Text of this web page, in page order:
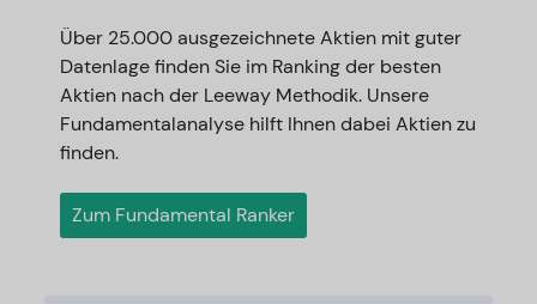
Über 25.000 ausgezeichnete Aktien mit guter
Datenlage finden Sie im Ranking der besten
Aktien nach der Leeway Methodik. Unsere
Fundamentalanalyse hilft Ihnen dabei Aktien zu
finden.
Zum Fundamental Ranker